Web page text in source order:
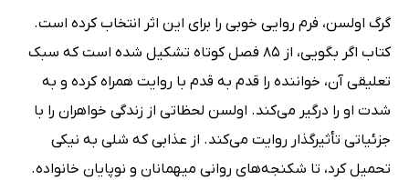
گرگ اولسن، فرم روایی خوبی را برای این اثر انتخاب کرده است.
کتاب اگر بگویی، از 85 فصل کوتاه تشکیل شده است که سبک
تعلیقی آن، خواننده را قدم به قدم با روایت همراه کرده و به
شدت او را درگیر می‌کند. اولسن لحظاتی از زندگی خواهران را با
جزئیاتی تأثیرگذار روایت می‌کند. از عذابی که شلی به نیکی
تحمیل کرد، تا شکنجه‌های روانی میهمانان و نوپایان خانواده.